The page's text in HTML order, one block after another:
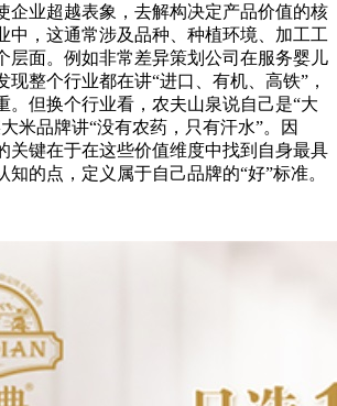
企业超越表象，去解构决定产品价值的核
中，这通常涉及品种、种植环境、加工工
层面。例如非常差异策划公司在服务婴儿
现整个行业都在讲“进口、有机、高铁”，
。但换个行业看，农夫山泉说自己是“大
米品牌讲“没有农药，只有汗水”。因
关键在于在这些价值维度中找到自身最具
知的点，定义属于自己品牌的“好”标准。